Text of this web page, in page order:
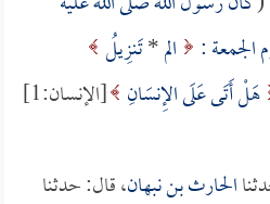
الجمعة :
الم*تَنزِيلُ
هَلْ أَتَى عَلَى الإِنسَانِ
[الإنسان:1]
الحارث بن نبهان، قال: حدثنا